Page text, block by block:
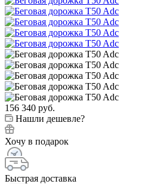
156 340 руб.
Нашли дешевле?
Хочу в подарок
Быстрая доставка